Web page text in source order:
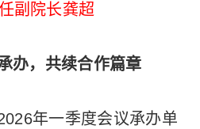
副院长龚超
办，共续合作篇章
年一季度会议承办单